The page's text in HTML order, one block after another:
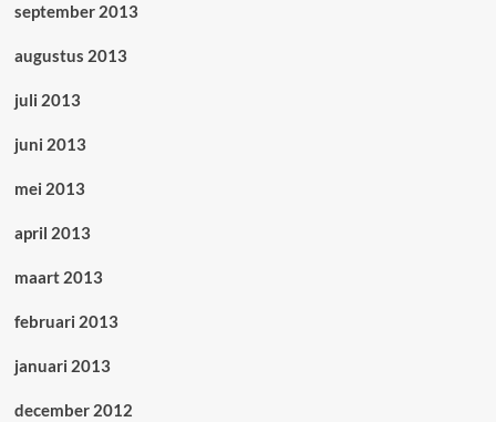
september 2013
augustus 2013
juli 2013
juni 2013
mei 2013
april 2013
maart 2013
februari 2013
januari 2013
december 2012